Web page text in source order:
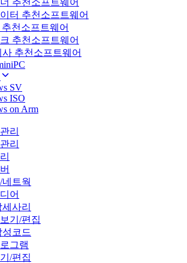
추천소프트웨어
터 추천소프트웨어
추천소프트웨어
추천소프트웨어
사 추천소프트웨어
SV
ISO
on Arm
리
리
네트웍
어
사리
기/편집
성코드
그램
/편집